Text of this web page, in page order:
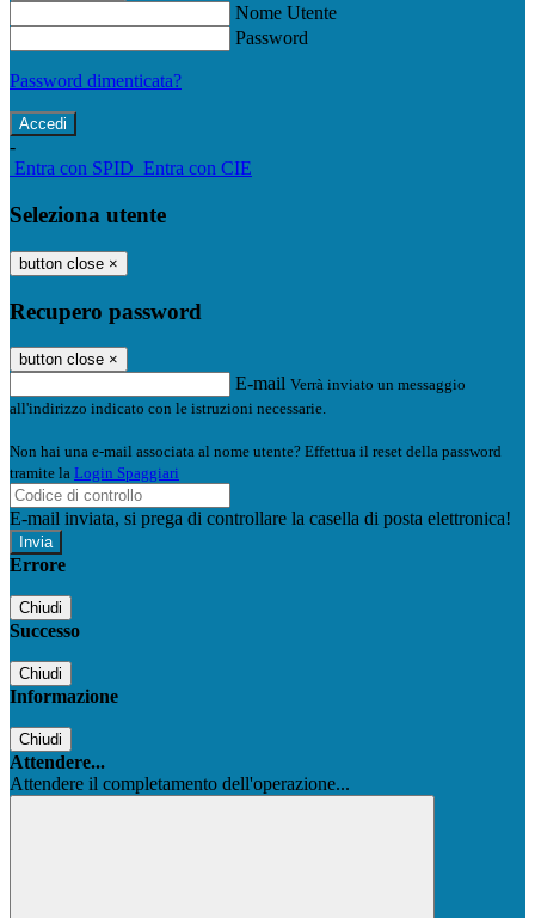
Nome Utente
Password
Password dimenticata?
-
Entra con SPID Entra con CIE
Seleziona utente
button close ×
Recupero password
button close ×
E-mail Verrà inviato un messaggio
all'indirizzo indicato con le istruzioni necessarie.
Non hai una e-mail associata al nome utente? Effettua il reset della password
tramite la Login Spaggiari
E-mail inviata, si prega di controllare la casella di posta elettronica!
Errore
Chiudi
Successo
Chiudi
Informazione
Chiudi
Attendere...
Attendere il completamento dell'operazione...